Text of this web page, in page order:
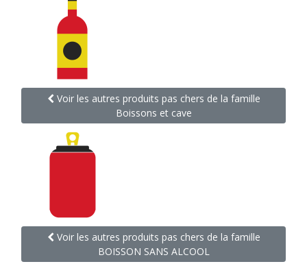
Voir les autres produits pas chers de la famille
Boissons et cave
Voir les autres produits pas chers de la famille
BOISSON SANS ALCOOL